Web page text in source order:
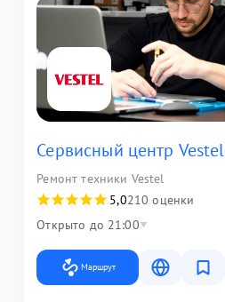
Сервисный центр Vestel
Ремонт техники Vestel
5,0210 оценки
Открыто до 21:00
Маршрут